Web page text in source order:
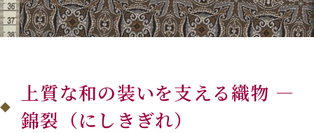
上質な和の装いを支える織物 —
錦裂（にしきぎれ）